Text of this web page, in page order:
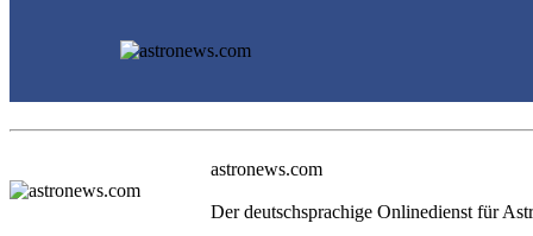
astronews.com
Der deutschsprachige Onlinedienst für